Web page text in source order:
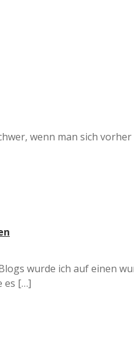
wenn man sich vorher
wurde ich auf einen
es […]